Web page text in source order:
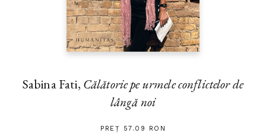
Sabina Fati, Călătorie pe urmele conflictelor de
lângă noi
PREȚ 57.09 RON